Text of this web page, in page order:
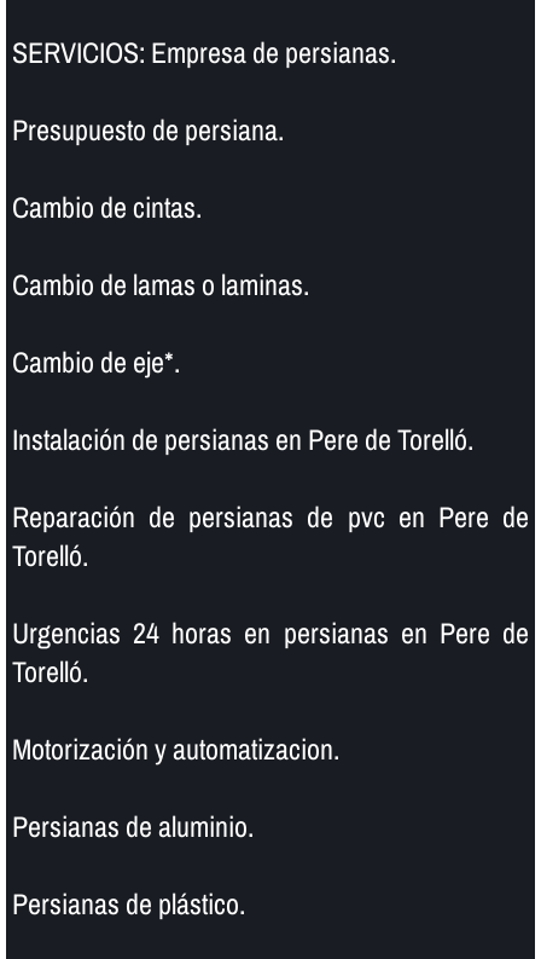
SERVICIOS: Empresa de persianas.
Presupuesto de persiana.
Cambio de cintas.
Cambio de lamas o laminas.
Cambio de eje*.
Instalación de persianas en Pere de Torelló.
Reparación de persianas de pvc en Pere de
Torelló.
Urgencias 24 horas en persianas en Pere de
Torelló.
Motorización y automatizacion.
Persianas de aluminio.
Persianas de plástico.